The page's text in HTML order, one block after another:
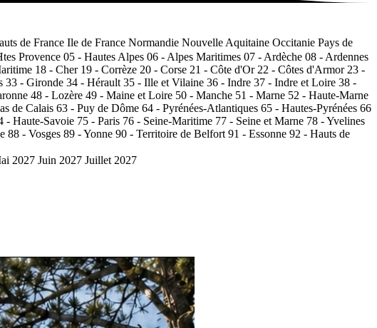
de France Ile de France Normandie Nouvelle Aquitaine Occitanie Pays de
Provence 05 - Hautes Alpes 06 - Alpes Maritimes 07 - Ardèche 08 - Ardennes
18 - Cher 19 - Corrèze 20 - Corse 21 - Côte d'Or 22 - Côtes d'Armor 23 -
33 - Gironde 34 - Hérault 35 - Ille et Vilaine 36 - Indre 37 - Indre et Loire 38 -
48 - Lozère 49 - Maine et Loire 50 - Manche 51 - Marne 52 - Haute-Marne
de Calais 63 - Puy de Dôme 64 - Pyrénées-Atlantiques 65 - Hautes-Pyrénées 66
- Haute-Savoie 75 - Paris 76 - Seine-Maritime 77 - Seine et Marne 78 - Yvelines
88 - Vosges 89 - Yonne 90 - Territoire de Belfort 91 - Essonne 92 - Hauts de
2027 Juin 2027 Juillet 2027